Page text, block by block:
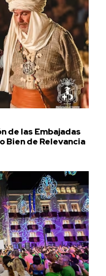
de las Embajadas
Bien de Relevancia